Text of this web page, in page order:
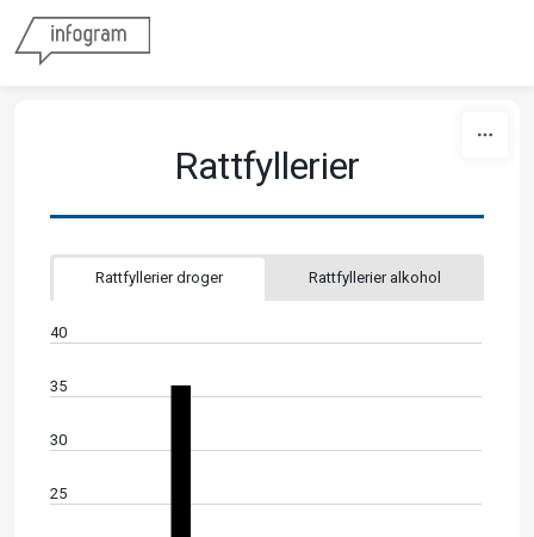
Rattfyllerier
Rattfyllerier droger Rattfyllerier alkohol
40
35
30
25